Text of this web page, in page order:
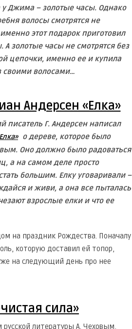
Джима – золотые часы. Однако
волосы смотрятся не
этот подарок приготовил
А золотые часы не смотрятся без
цепочки, именно ее и купила
своими волосами…
Андерсен «Елка»
писатель Г. Андерсен написал
о дереве, которое было
Оно должно было радоваться
а на самом деле просто
большим. Елку уговаривали –
и живи, а она все пыталась
взрослые елки и что ее
на праздник Рождества. Поначалу
которую доставил ей топор,
на следующий день про нее
сила»
русской литературы А. Чеховым,